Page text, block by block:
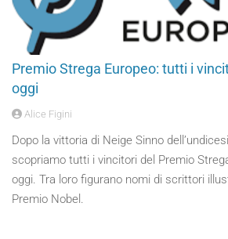
Premio Strega Europeo: tutti i
oggi
Alice Figini
Dopo la vittoria di Neige Sinno
scopriamo tutti i vincitori del Premio
oggi. Tra loro figurano nomi di scrittori
Premio Nobel.